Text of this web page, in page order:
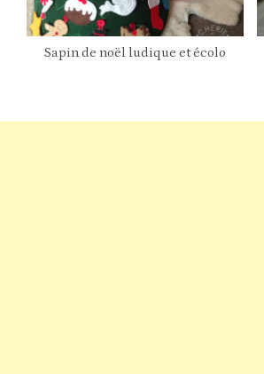
Sapin de noël ludique et écolo